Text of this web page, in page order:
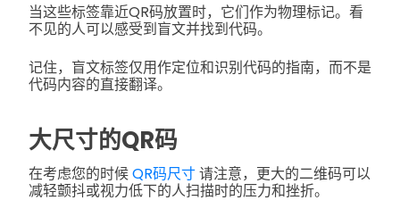
当这些标签靠近QR码放置时，它们作为物理标记。看
不见的人可以感受到盲文并找到代码。
记住，盲文标签仅用作定位和识别代码的指南，而不是
代码内容的直接翻译。
大尺寸的QR码
在考虑您的时候QR码尺寸请注意，更大的二维码可以
减轻颤抖或视力低下的人扫描时的压力和挫折。